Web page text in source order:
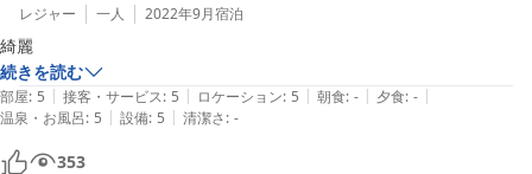
レジャー 一人 2022年9月宿泊
綺麗
続きを読む
部屋: 5 | 接客・サービス: 5 | ロケーション: 5 | 朝食: - | 夕食: - |
温泉・お風呂: 5 | 設備: 5 | 清潔さ: -
353